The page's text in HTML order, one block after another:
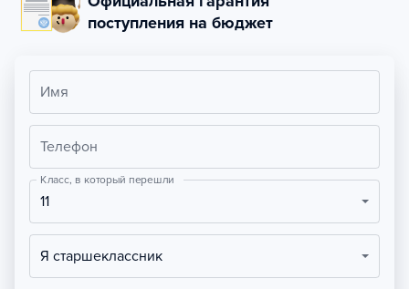
поступления на бюджет
Имя
Телефон
Класс, в который перешли
11
Я старшеклассник